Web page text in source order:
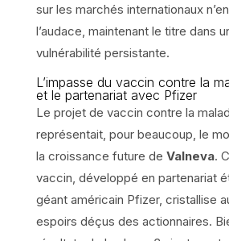
sur les marchés internationaux
l’audace, maintenant le titre dans
vulnérabilité persistante.
L’impasse du vaccin contre la
et le partenariat avec Pfizer
Le projet de vaccin contre la
représentait, pour beaucoup, le
la croissance future de Valneva.
vaccin, développé en partenariat
géant américain Pfizer, cristallise
espoirs déçus des actionnaires.